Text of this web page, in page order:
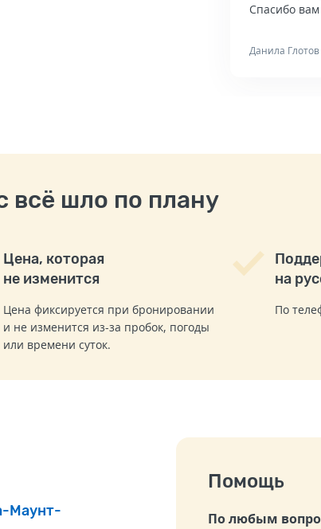
Спасибо
Данила Глотов
всё шло по плану
Цена, которая
не изменится
Цена фиксируется при бронировании
и не изменится из-за пробок, погоды
или времени суток.
на
По
Маунт-
Помощь
По любым